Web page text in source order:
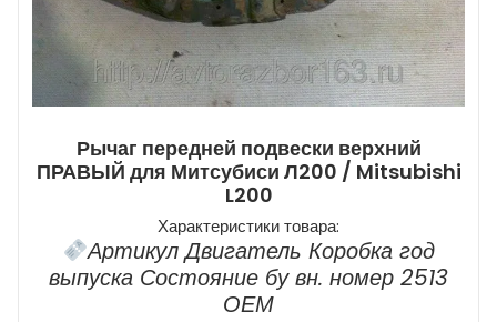
Рычаг передней подвески верхний
ПРАВЫЙ для Митсубиси Л200 / Mitsubishi
L200
Характеристики товара:
Артикул Двигатель Коробка год
выпуска Состояние бу вн. номер 2513
ОЕМ